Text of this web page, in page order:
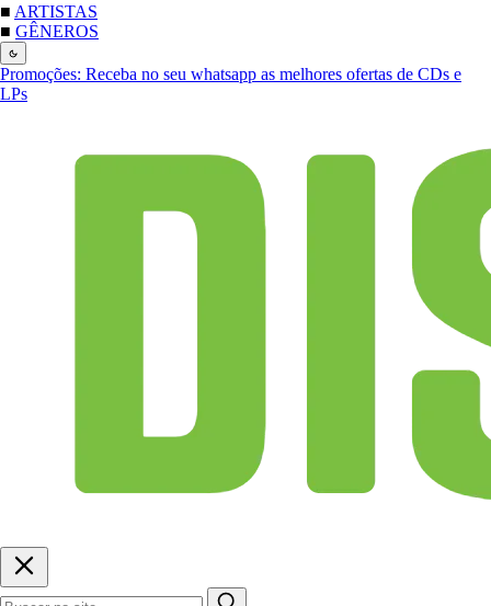
■ ARTISTAS
■ GÊNEROS
Promoções: Receba no seu whatsapp as melhores ofertas de CDs e
LPs